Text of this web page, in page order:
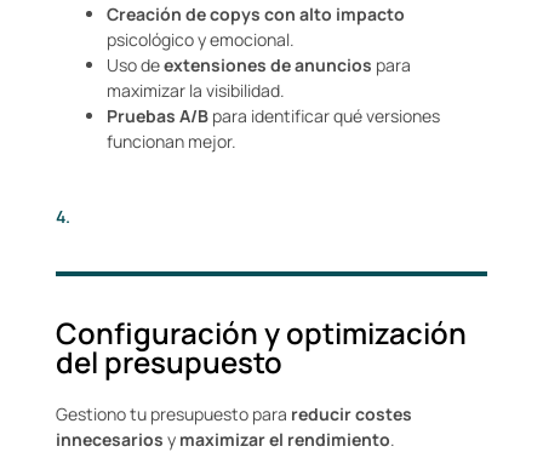
Creación de copys con alto impacto
psicológico y emocional.
Uso deextensiones de anuncios para
maximizar la visibilidad.
Pruebas A/B para identificar qué versiones
funcionan mejor.
4.
Configuración y optimización
del presupuesto
Gestiono tu presupuesto para reducir costes
innecesarios y maximizar el rendimiento.